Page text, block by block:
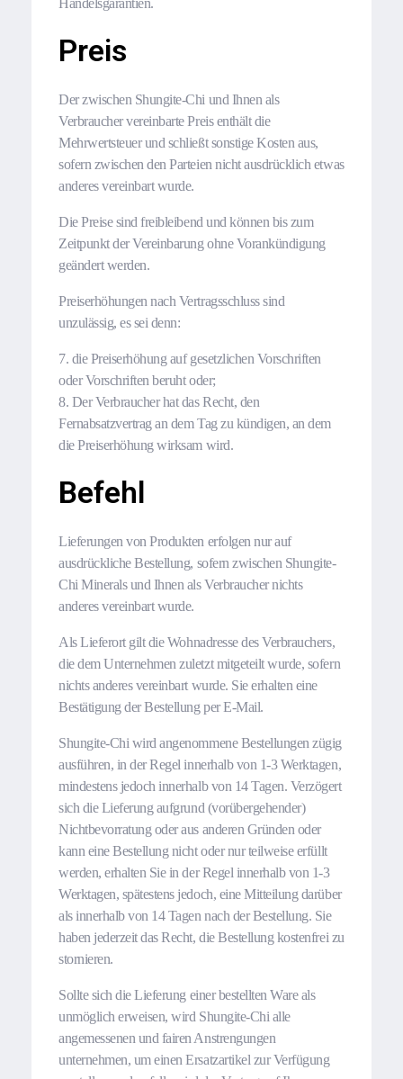
Handelsgarantien.
Preis
Der zwischen Shungite-Chi und Ihnen als
Verbraucher vereinbarte Preis enthält die
Mehrwertsteuer und schließt sonstige Kosten aus,
sofern zwischen den Parteien nicht ausdrücklich etwas
anderes vereinbart wurde.
Die Preise sind freibleibend und können bis zum
Zeitpunkt der Vereinbarung ohne Vorankündigung
geändert werden.
Preiserhöhungen nach Vertragsschluss sind
unzulässig, es sei denn:
7. die Preiserhöhung auf gesetzlichen Vorschriften
oder Vorschriften beruht oder;
8. Der Verbraucher hat das Recht, den
Fernabsatzvertrag an dem Tag zu kündigen, an dem
die Preiserhöhung wirksam wird.
Befehl
Lieferungen von Produkten erfolgen nur auf
ausdrückliche Bestellung, sofern zwischen Shungite-
Chi Minerals und Ihnen als Verbraucher nichts
anderes vereinbart wurde.
Als Lieferort gilt die Wohnadresse des Verbrauchers,
die dem Unternehmen zuletzt mitgeteilt wurde, sofern
nichts anderes vereinbart wurde. Sie erhalten eine
Bestätigung der Bestellung per E-Mail.
Shungite-Chi wird angenommene Bestellungen zügig
ausführen, in der Regel innerhalb von 1-3 Werktagen,
mindestens jedoch innerhalb von 14 Tagen. Verzögert
sich die Lieferung aufgrund (vorübergehender)
Nichtbevorratung oder aus anderen Gründen oder
kann eine Bestellung nicht oder nur teilweise erfüllt
werden, erhalten Sie in der Regel innerhalb von 1-3
Werktagen, spätestens jedoch, eine Mitteilung darüber
als innerhalb von 14 Tagen nach der Bestellung. Sie
haben jederzeit das Recht, die Bestellung kostenfrei zu
stornieren.
Sollte sich die Lieferung einer bestellten Ware als
unmöglich erweisen, wird Shungite-Chi alle
angemessenen und fairen Anstrengungen
unternehmen, um einen Ersatzartikel zur Verfügung